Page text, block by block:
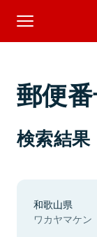
郵便
検索結果
和歌山県
ワカヤマケン